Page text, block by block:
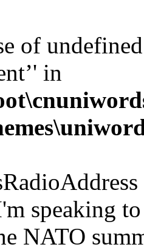
of
in
speaking
NATO